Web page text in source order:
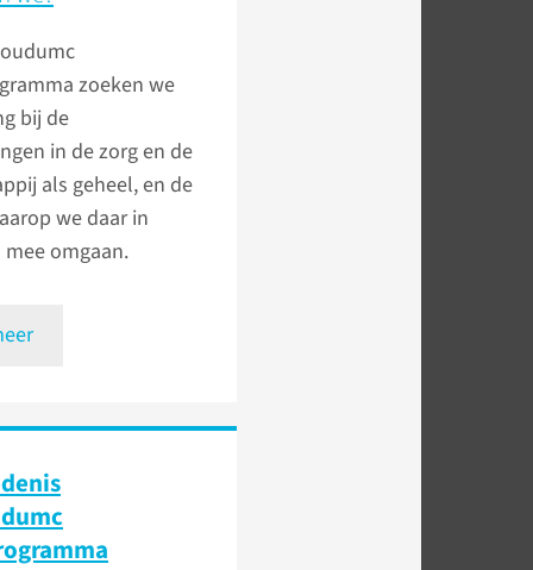
zoeken we
bij de
in de zorg en de
als geheel, en de
we daar in
omgaan.